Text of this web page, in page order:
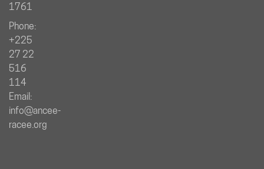
1761
Phone:
+225
27 22
516
114
Email:
info@ancee-
racee.org